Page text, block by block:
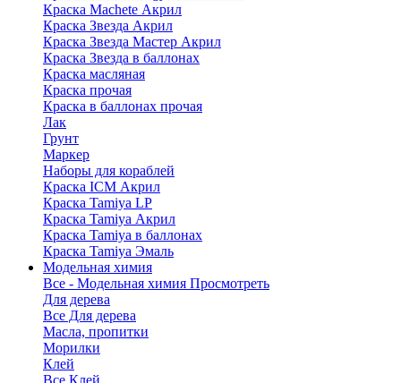
Краска Machete Акрил
Краска Звезда Акрил
Краска Звезда Мастер Акрил
Краска Звезда в баллонах
Краска масляная
Краска прочая
Краска в баллонах прочая
Лак
Грунт
Маркер
Наборы для кораблей
Краска ICM Акрил
Краска Tamiya LP
Краска Tamiya Акрил
Краска Tamiya в баллонах
Краска Tamiya Эмаль
Модельная химия
Все - Модельная химия Просмотреть
Для дерева
Все Для дерева
Масла, пропитки
Морилки
Клей
Все Клей